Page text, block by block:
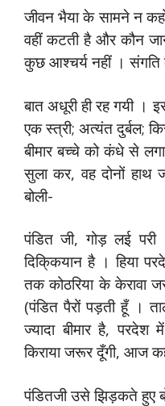
जीवन भैया के सामने न
वहीं कटती है और कौन
कुछ आश्चर्य नहीं । संगति
बात अधूरी ही रह गयी ।
एक स्त्री; अत्यंत दुर्बल;
बीमार बच्चे को कंधे से
सुला कर, वह दोनों हाथ
बोली-
पंडित जी, गोड़ लई
दिकि्कयान है । हिया
तक कोठरिया के केरावा
(पंडित पैरों पड़ती हूँ ।
ज्यादा बीमार है,
किराया जरूर दूँगी, आज
पंडितजी उसे झिड़कते हुए